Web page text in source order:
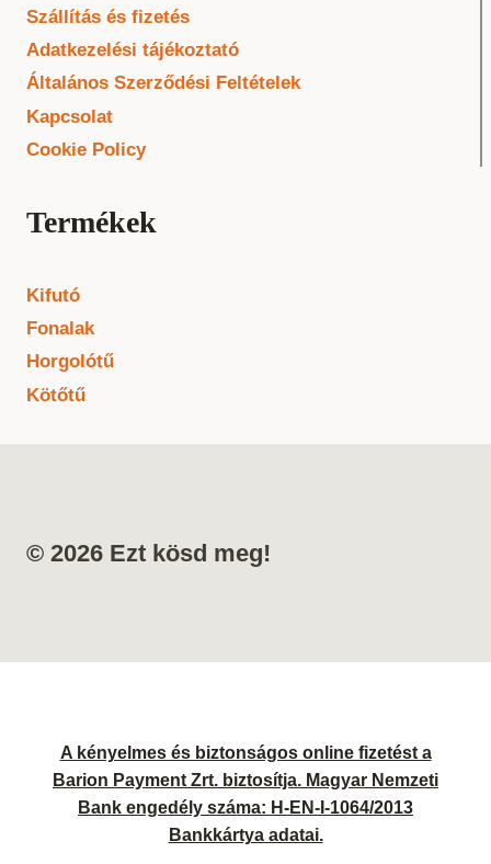
Szállítás és fizetés
Adatkezelési tájékoztató
Általános Szerződési Feltételek
Kapcsolat
Cookie Policy
Termékek
Kifutó
Fonalak
Horgolótű
Kötőtű
© 2026 Ezt kösd meg!
A kényelmes és biztonságos online fizetést a
Barion Payment Zrt. biztosítja. Magyar Nemzeti
Bank engedély száma: H-EN-I-1064/2013
Bankkártya adatai.